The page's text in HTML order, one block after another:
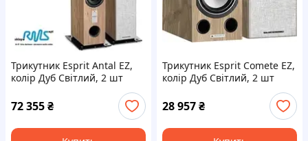
Трикутник Esprit Antal EZ,
колір Дуб Світлий, 2 шт
72 355₴
Трикутник Esprit Comete EZ,
колір Дуб Світлий, 2 шт
28 957₴